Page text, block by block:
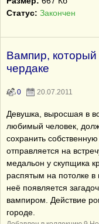
Статус: Закончен
Вампир, который
чердаке
0 20.07.2011
Девушка, выросшая в
любимый человек,
сохранить
отправляется на
медальон у скупщика
распятым на потолке в
неё появляется
вампиром. Действие
городе.